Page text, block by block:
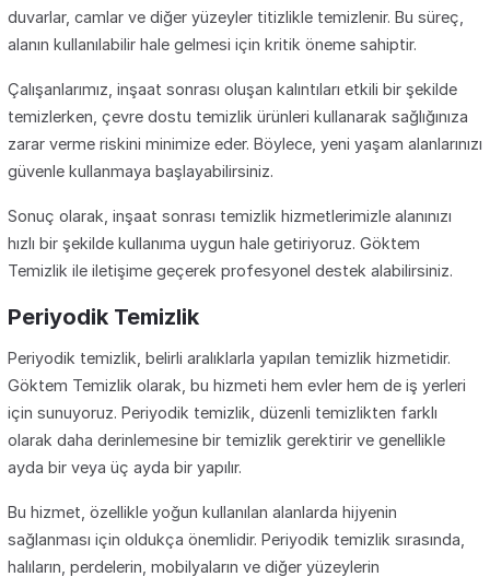
duvarlar, camlar ve diğer yüzeyler titizlikle temizlenir. Bu süreç,
alanın kullanılabilir hale gelmesi için kritik öneme sahiptir.
Çalışanlarımız, inşaat sonrası oluşan kalıntıları etkili bir şekilde
temizlerken, çevre dostu temizlik ürünleri kullanarak sağlığınıza
zarar verme riskini minimize eder. Böylece, yeni yaşam alanlarınızı
güvenle kullanmaya başlayabilirsiniz.
Sonuç olarak, inşaat sonrası temizlik hizmetlerimizle alanınızı
hızlı bir şekilde kullanıma uygun hale getiriyoruz. Göktem
Temizlik ile iletişime geçerek profesyonel destek alabilirsiniz.
Periyodik Temizlik
Periyodik temizlik, belirli aralıklarla yapılan temizlik hizmetidir.
Göktem Temizlik olarak, bu hizmeti hem evler hem de iş yerleri
için sunuyoruz. Periyodik temizlik, düzenli temizlikten farklı
olarak daha derinlemesine bir temizlik gerektirir ve genellikle
ayda bir veya üç ayda bir yapılır.
Bu hizmet, özellikle yoğun kullanılan alanlarda hijyenin
sağlanması için oldukça önemlidir. Periyodik temizlik sırasında,
halıların, perdelerin, mobilyaların ve diğer yüzeylerin